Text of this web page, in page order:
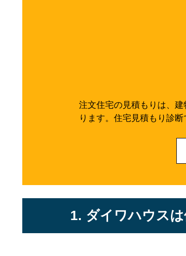
注文住宅の見積もりは、
ります。住宅見積もり診
1. ダイワハウス